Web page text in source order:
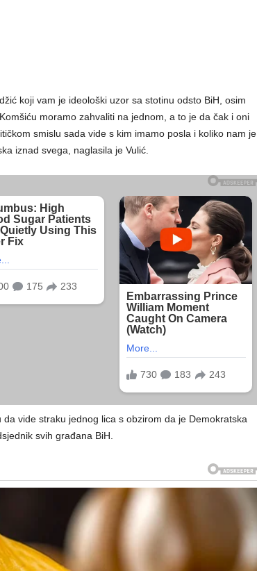
koji vam je ideološki uzor sa stotinu odsto BiH, osim
moramo zahvaliti na jednom, a to je da čak i oni
smislu sada vide s kim imamo posla i koliko nam je
iznad svega, naglasila je Vulić.
vide straku jednog lica s obzirom da je Demokratska
svih građana BiH.